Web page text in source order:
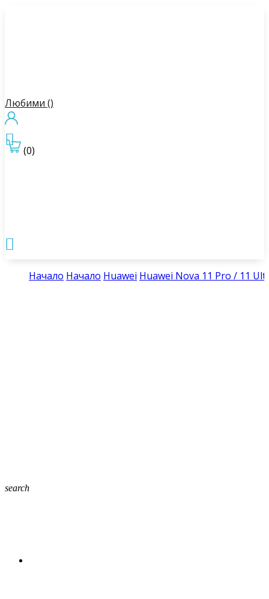
Любими ()
(0)


Начало Начало Huawei Huawei Nova 11 Pro / 11
search